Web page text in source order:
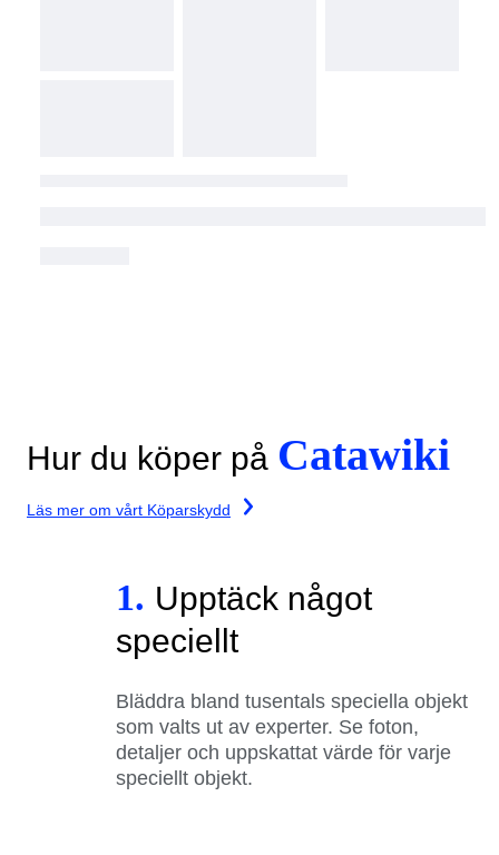
Hur du köper på Catawiki
Läs mer om vårt Köparskydd
1. Upptäck något
speciellt
Bläddra bland tusentals speciella objekt
som valts ut av experter. Se foton,
detaljer och uppskattat värde för varje
speciellt objekt.